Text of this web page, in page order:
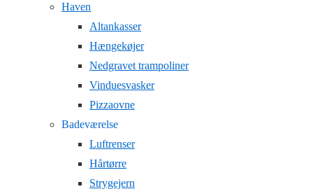
Haven
Altankasser
Hængekøjer
Nedgravet trampoliner
Vinduesvasker
Pizzaovne
Badeværelse
Luftrenser
Hårtørre
Strygejern